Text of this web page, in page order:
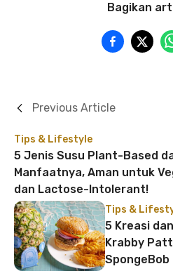
Bagikan
Tips & Lifestyle
5 Jenis Susu Plant-Based
Manfaatnya, Aman untuk
dan Lactose-Intolerant!
Previous Article
Tips &
5 Kreasi
Krabby
SpongeBob